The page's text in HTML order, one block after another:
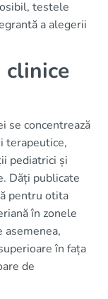
testele
a alegerii
clinice
se concentrează
terapeutice,
pediatrici și
Dăți publicate
pentru otita
în zonele
asemenea,
în fața
de